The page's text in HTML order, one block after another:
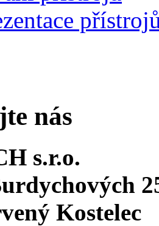
nás
s.r.o.
Kostelec